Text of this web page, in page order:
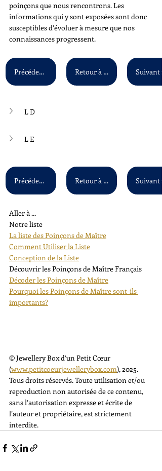
poinçons que nous rencontrons. Les
informations qui y sont exposées sont donc
susceptibles d’évoluer à mesure que nos
connaissances progressent.
Précédent : L C Retour à la liste principale
L D
L E
Précédent : L C Retour à la liste principale
Aller à ...
Notre liste
La liste des Poinçons de Maître
Comment Utiliser la Liste
Conception de la Liste
Découvrir les Poinçons de Maître Français
Décoder les Poinçons de Maître
Pourquoi les Poinçons de Maître sont-ils
importants?
© Jewellery Box d’un Petit Cœur
(www.petitcoeurjewellerybox.com), 2025.
Tous droits réservés. Toute utilisation et/ou
reproduction non autorisée de ce contenu,
sans l’autorisation expresse et écrite de
l’auteur et propriétaire, est strictement
interdite.